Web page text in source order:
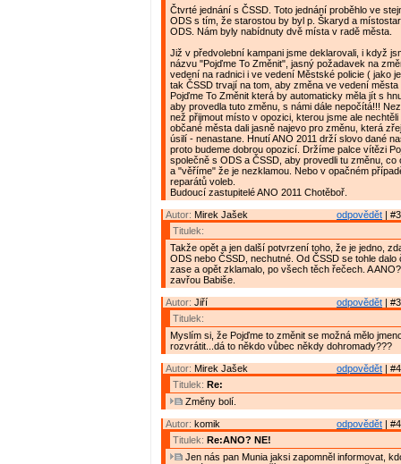
Čtvrté jednání s ČSSD. Toto jednání proběhlo ve
ODS s tím, že starostou by byl p. Škaryd a
ODS. Nám byly nabídnuty dvě místa v radě města.
Již v předvolební kampani jsme deklarovali, i když
názvu "Pojďme To Změnit", jasný požadavek na
vedení na radnici i ve vedení Městské policie ( jako
tak ČSSD trvají na tom, aby změna ve vedení města
Pojďme To Změnit která by automaticky měla jít s
aby provedla tuto změnu, s námi dále nepočítá!!!
než přijmout místo v opozici, kterou jsme ale
občané města dali jasně najevo pro změnu, která
úsilí - nenastane. Hnutí ANO 2011 drží slovo dané
proto budeme dobrou opozicí. Držíme palce vítězi
společně s ODS a ČSSD, aby provedli tu změnu, co
a "věříme" že je nezklamou. Nebo v opačném
reparátů voleb.
Budoucí zastupitelé ANO 2011 Chotěboř.
odpovědět |
Autor: Mirek Jašek
Titulek:
Takže opět a jen další potvrzení toho, že je jedno,
ODS nebo ČSSD, nechutné. Od ČSSD se tohle dalo
zase a opět zklamalo, po všech těch řečech. A
zavřou Babiše.
odpovědět |
Autor: Jiří
Titulek:
Myslím si, že Pojďme to změnit se možná mělo
rozvrátit...dá to někdo vůbec někdy dohromady???
odpovědět |
Autor: Mirek Jašek
Titulek: Re:
Změny bolí.
odpovědět |
Autor: komik
Titulek: Re:ANO? NE!
Jen nás pan Munia jaksi zapomněl informovat,